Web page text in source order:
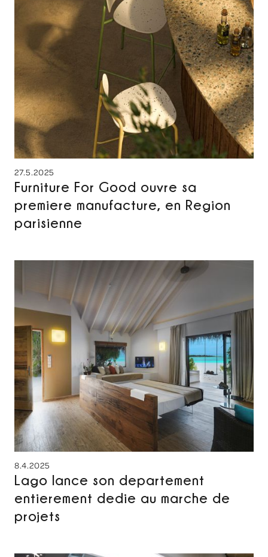
27.5.2025
Furniture For Good ouvre sa
premiere manufacture, en Region
parisienne
8.4.2025
Lago lance son departement
entierement dedie au marche de
projets